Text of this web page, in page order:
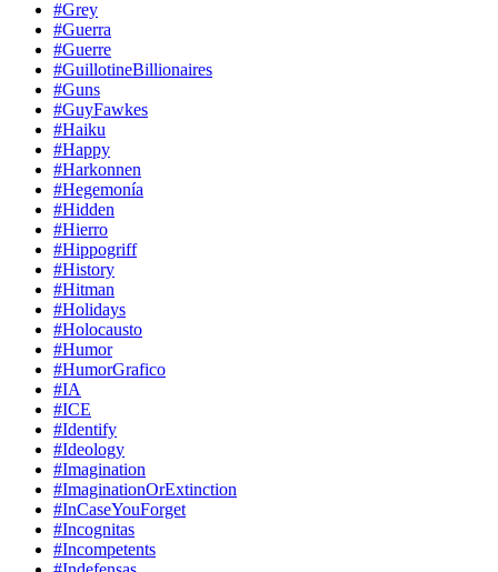
#Grey
#Guerra
#Guerre
#GuillotineBillionaires
#Guns
#GuyFawkes
#Haiku
#Happy
#Harkonnen
#Hegemonía
#Hidden
#Hierro
#Hippogriff
#History
#Hitman
#Holidays
#Holocausto
#Humor
#HumorGrafico
#IA
#ICE
#Identify
#Ideology
#Imagination
#ImaginationOrExtinction
#InCaseYouForget
#Incognitas
#Incompetents